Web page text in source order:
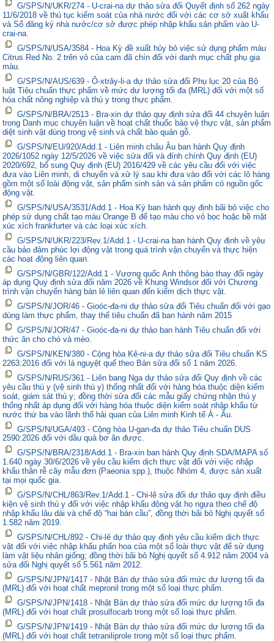
G/SPS/N/UKR/274 - U-crai-na dự thảo sửa đổi Quyết định số 262 ngày
11/6/2018 về thủ tục kiểm soát của nhà nước đối với các cơ sở xuất khẩu
và Sổ đăng ký nhà nước/cơ sở được phép nhập khẩu sản phẩm vào U-
crai-na.
G/SPS/N/USA/3584 - Hoa Kỳ đề xuất hủy bỏ việc sử dụng phẩm màu
Citrus Red No. 2 trên vỏ của cam đã chín đối với danh mục chất phụ gia
màu.
G/SPS/N/AUS/639 - Ô-xtrây-li-a dự thảo sửa đổi Phụ lục 20 của Bộ
luật Tiêu chuẩn thực phẩm về mức dư lượng tối đa (MRL) đối với một số
hóa chất nông nghiệp và thú y trong thực phẩm.
G/SPS/N/BRA/2513 - Bra-xin dự thảo quy định sửa đổi 44 chuyên luận
trong Danh mục chuyên luận về hoạt chất thuốc bảo vệ thực vật, sản phẩm
diệt sinh vật dùng trong vệ sinh và chất bảo quản gỗ.
G/SPS/N/EU/920/Add.1 - Liên minh châu Âu ban hành Quy định
2026/1052 ngày 12/5/2026 về việc sửa đổi và đính chính Quy định (EU)
2020/692, bổ sung Quy định (EU) 2016/429 về các yêu cầu đối với việc
đưa vào Liên minh, di chuyển và xử lý sau khi đưa vào đối với các lô hàng
gồm một số loài động vật, sản phẩm sinh sản và sản phẩm có nguồn gốc
động vật.
G/SPS/N/USA/3531/Add.1 - Hoa Kỳ ban hành quy định bãi bỏ việc cho
phép sử dụng chất tạo màu Orange B để tạo màu cho vỏ bọc hoặc bề mặt
xúc xích frankfurter và các loại xúc xích.
G/SPS/N/UKR/223/Rev.1/Add.1 - U-crai-na ban hành Quy định về yêu
cầu bảo đảm phúc lợi động vật trong quá trình vận chuyển và thực hiện
các hoạt động liên quan.
G/SPS/N/GBR/122/Add.1 - Vương quốc Anh thông báo thay đổi ngày
áp dụng Quy định sửa đổi năm 2026 về Khung Windsor đối với Chương
trình vận chuyển hàng bán lẻ liên quan đến kiểm dịch thực vật.
G/SPS/N/JOR/46 - Gioóc-đa-ni dự thảo sửa đổi Tiêu chuẩn đối với gạo
dùng làm thực phẩm, thay thế tiêu chuẩn đã ban hành năm 2015
G/SPS/N/JOR/47 - Gioóc-đa-ni dự thảo ban hành Tiêu chuẩn đối với
thức ăn cho chó và mèo.
G/SPS/N/KEN/380 - Cộng hòa Kê-ni-a dự thảo sửa đổi Tiêu chuẩn KS
2263:2016 đối với lá nguyệt quế theo Bản sửa đổi số 1 năm 2026.
G/SPS/N/RUS/361 - Liên bang Nga dự thảo sửa đổi Quy định về các
yêu cầu thú y (vệ sinh thú y) thống nhất đối với hàng hóa thuộc diện kiểm
soát, giám sát thú y; đồng thời sửa đổi các mẫu giấy chứng nhận thú y
thống nhất áp dụng đối với hàng hóa thuộc diện kiểm soát nhập khẩu từ
nước thứ ba vào lãnh thổ hải quan của Liên minh Kinh tế Á - Âu.
G/SPS/N/UGA/493 - Cộng hòa U-gan-đa dự thảo Tiêu chuẩn DUS
2590:2026 đối với dầu quả bơ ăn được.
G/SPS/N/BRA/2318/Add.1 - Bra-xin ban hành Quy định SDA/MAPA số
1.640 ngày 30/6/2026 về yêu cầu kiểm dịch thực vật đối với việc nhập
khẩu thân rễ cây mẫu đơn (Paeonia spp.), thuộc Nhóm 4, được sản xuất
tại mọi quốc gia.
G/SPS/N/CHL/863/Rev.1/Add.1 - Chi-lê sửa đổi dự thảo quy định điều
kiện vệ sinh thú y đối với việc nhập khẩu động vật họ ngựa theo chế độ
nhập khẩu lâu dài và chế độ “hai bán cầu”, đồng thời bãi bỏ Nghị quyết số
1.582 năm 2019.
G/SPS/N/CHL/892 - Chi-lê dự thảo quy định yêu cầu kiểm dịch thực
vật đối với việc nhập khẩu phấn hoa của một số loài thực vật để sử dụng
làm vật liệu nhân giống; đồng thời bãi bỏ Nghị quyết số 4.912 năm 2004 và
sửa đổi Nghị quyết số 5.561 năm 2012.
G/SPS/N/JPN/1417 - Nhật Bản dự thảo sửa đổi mức dư lượng tối đa
(MRL) đối với hoạt chất mepronil trong một số loại thực phẩm.
G/SPS/N/JPN/1418 - Nhật Bản dự thảo sửa đổi mức dư lượng tối đa
(MRL) đối với hoạt chất prosulfocarb trong một số loại thực phẩm.
G/SPS/N/JPN/1419 - Nhật Bản dự thảo sửa đổi mức dư lượng tối đa
(MRL) đối với hoạt chất tetraniliprole trong một số loại thực phẩm.